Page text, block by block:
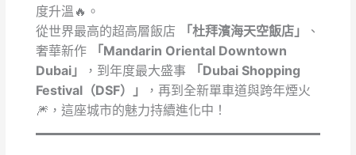
度升溫🔥。
從世界最高的超高層飯店
「杜拜濱海天空飯店」
、
奢華新作
「Mandarin Oriental Downtown
Dubai」
，到年度最大盛事
「Dubai Shopping
Festival（DSF）」
，再到全新單車道與跨年煙火
🎆，這座城市的魅力持續進化中！